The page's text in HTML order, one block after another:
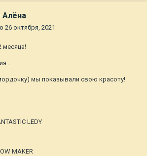
Алёна
26 октября, 2021
месяца!
:
мы показывали свою красоту!
LEDY
MAKER